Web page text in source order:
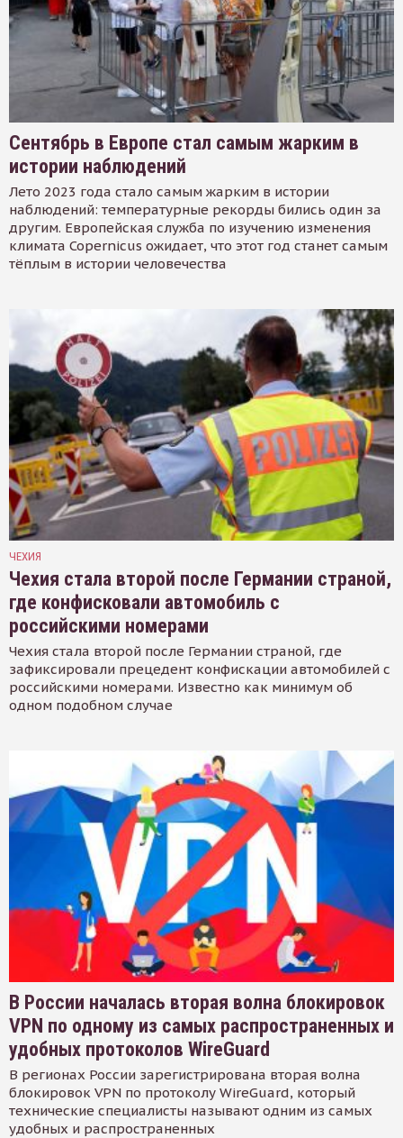
Сентябрь в Европе стал самым жарким в
истории наблюдений
Лето 2023 года стало самым жарким в истории
наблюдений: температурные рекорды бились один за
другим. Европейская служба по изучению изменения
климата Copernicus ожидает, что этот год станет самым
тёплым в истории человечества
ЧЕХИЯ
Чехия стала второй после Германии страной,
где конфисковали автомобиль с
российскими номерами
Чехия стала второй после Германии страной, где
зафиксировали прецедент конфискации автомобилей с
российскими номерами. Известно как минимум об
одном подобном случае
В России началась вторая волна блокировок
VPN по одному из самых распространенных и
удобных протоколов WireGuard
В регионах России зарегистрирована вторая волна
блокировок VPN по протоколу WireGuard, который
технические специалисты называют одним из самых
удобных и распространенных